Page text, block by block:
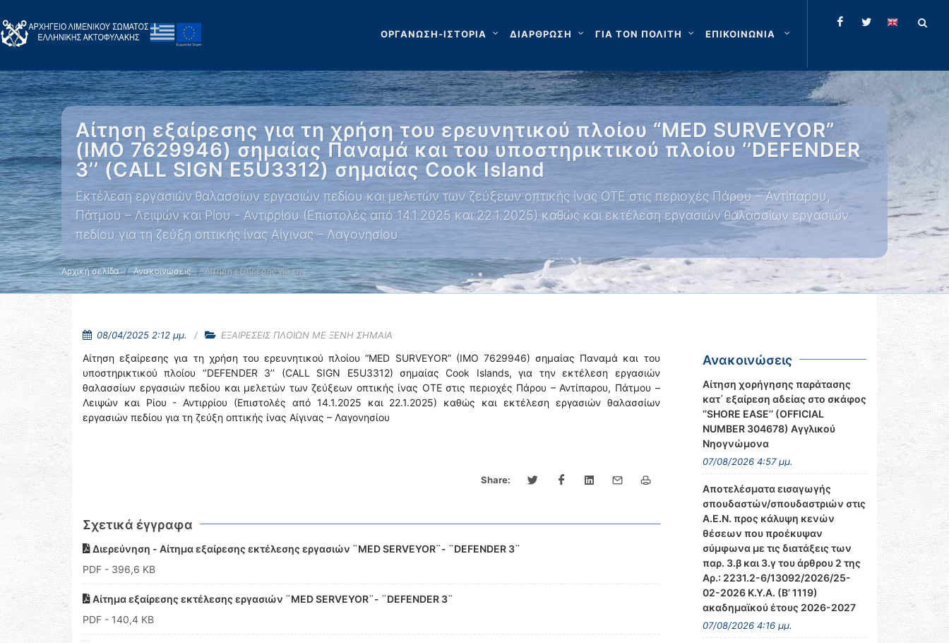
ΟΡΓΑΝΩΣΗ-ΙΣΤΟΡΙΑ ΔΙΑΡΘΡΩΣΗ ΓΙΑ ΤΟΝ ΠΟΛΙΤΗ ΕΠΙΚΟΙΝΩΝΙΑ
Αίτηση εξαίρεσης για τη χρήση του ερευνητικού πλοίου “MED SURVEYOR”
(IMO 7629946) σημαίας Παναμά και του υποστηρικτικού πλοίου ‘’DEFENDER
3’’ (CALL SIGN E5U3312) σημαίας Cook Island
Εκτέλεση εργασιών θαλασσίων εργασιών πεδίου και μελετών των ζεύξεων οπτικής ίνας ΟΤΕ στις περιοχές Πάρου – Αντίπαρου,
Πάτμου – Λειψών και Ρίου - Αντιρρίου (Επιστολές από 14.1.2025 και 22.1.2025) καθώς και εκτέλεση εργασιών θαλασσίων εργασιών
πεδίου για τη ζεύξη οπτικής ίνας Αίγινας – Λαγονησίου
Αρχική σελίδα Ανακοινώσεις Αίτηση εξαίρεσης για τη …
08/04/2025 2:12 μμ. ΕΞΑΙΡΕΣΕΙΣ ΠΛΟΙΩΝ ΜΕ ΞΕΝΗ ΣΗΜΑΙΑ
Αίτηση εξαίρεσης για τη χρήση του ερευνητικού πλοίου “MED SURVEYOR” (IMO 7629946) σημαίας Παναμά και του
υποστηρικτικού πλοίου ‘’DEFENDER 3’’ (CALL SIGN E5U3312) σημαίας Cook Islands, για την εκτέλεση εργασιών
θαλασσίων εργασιών πεδίου και μελετών των ζεύξεων οπτικής ίνας ΟΤΕ στις περιοχές Πάρου – Αντίπαρου, Πάτμου –
Λειψών και Ρίου - Αντιρρίου (Επιστολές από 14.1.2025 και 22.1.2025) καθώς και εκτέλεση εργασιών θαλασσίων
εργασιών πεδίου για τη ζεύξη οπτικής ίνας Αίγινας – Λαγονησίου
Share:
Σχετικά έγγραφα
Διερεύνηση - Aίτημα εξαίρεσης εκτέλεσης εργασιών ¨MED SERVEYOR¨- ¨DEFENDER 3¨
PDF - 396,6 KB
Αίτημα εξαίρεσης εκτέλεσης εργασιών ¨MED SERVEYOR¨- ¨DEFENDER 3¨
PDF - 140,4 KB
Ανακοινώσεις
Αίτηση χορήγησης παράτασης
κατ΄ εξαίρεση αδείας στο σκάφος
‘’SHORE EASE’’ (OFFICIAL
NUMBER 304678) Αγγλικού
Νηογνώμονα
07/08/2026 4:57 μμ.
Αποτελέσματα εισαγωγής
σπουδαστών/σπουδαστριών στις
Α.Ε.Ν. προς κάλυψη κενών
θέσεων που προέκυψαν
σύμφωνα με τις διατάξεις των
παρ. 3.β και 3.γ του άρθρου 2 της
Αρ.: 2231.2-6/13092/2026/25-
02-2026 Κ.Υ.Α. (Β’ 1119)
ακαδημαϊκού έτους 2026-2027
07/08/2026 4:16 μμ.